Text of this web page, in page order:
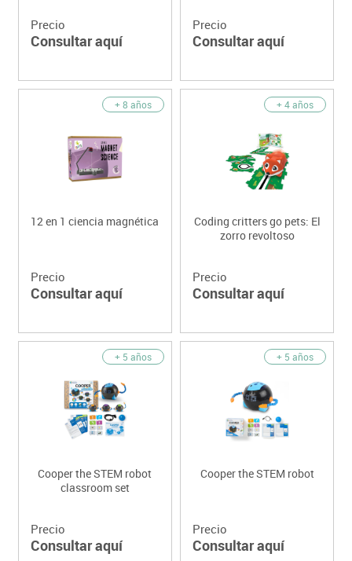
Precio
Consultar aquí
Precio
Consultar aquí
+ 8 años
12 en 1 ciencia magnética
Precio
Consultar aquí
+ 4 años
Coding critters go pets: El
zorro revoltoso
Precio
Consultar aquí
+ 5 años
Cooper the STEM robot
classroom set
Precio
Consultar aquí
+ 5 años
Cooper the STEM robot
Precio
Consultar aquí